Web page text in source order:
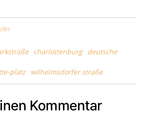
charlottenburg deutsche
platz wilhelmsdorfer straße
Kommentar